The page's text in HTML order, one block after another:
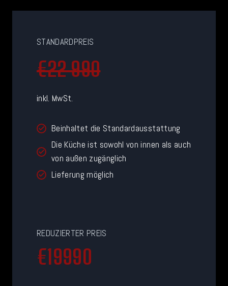
STANDARDPREIS
€22 990
inkl. MwSt.
Beinhaltet die Standardausstattung
Die Küche ist sowohl von innen als auch
von außen zugänglich
Lieferung möglich
REDUZIERTER PREIS
€
1€19990